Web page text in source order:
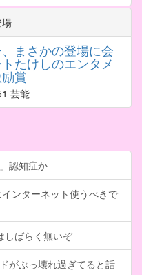
場
、まさかの登場に会
たけしのエンタメ
賞
芸能
認知症か
ンターネット使うべきで
しばらく無いぞ
がぶっ壊れ過ぎてると話